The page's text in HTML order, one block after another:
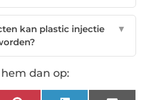
kan plastic injectie
▼
dan op: